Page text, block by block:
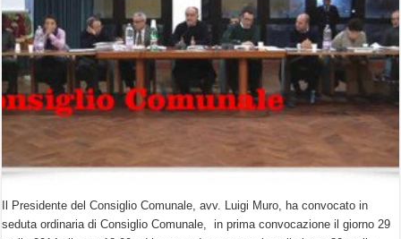
Il Presidente del Consiglio Comunale, avv. Luigi Muro, ha convocato in
seduta ordinaria di Consiglio Comunale, in prima convocazione il giorno 29